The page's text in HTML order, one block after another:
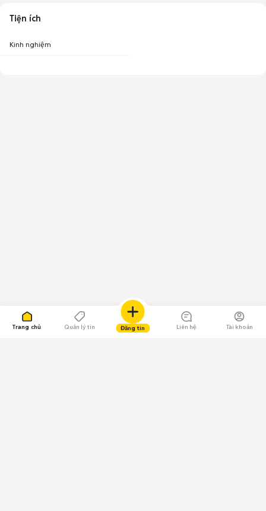
Trang chủ Quản lý tin Đăng tin Liên hệ Tài khoản
Tiện ích
Kinh nghiệm